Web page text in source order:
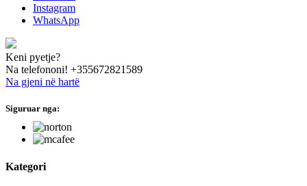
Instagram
WhatsApp
Keni pyetje?
Na telefononi! +355672821589
Na gjeni në hartë
Siguruar nga:
Kategori